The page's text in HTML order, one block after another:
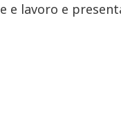
lavoro e